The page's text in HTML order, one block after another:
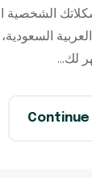
الشخصية
العربية
لك...
Continue